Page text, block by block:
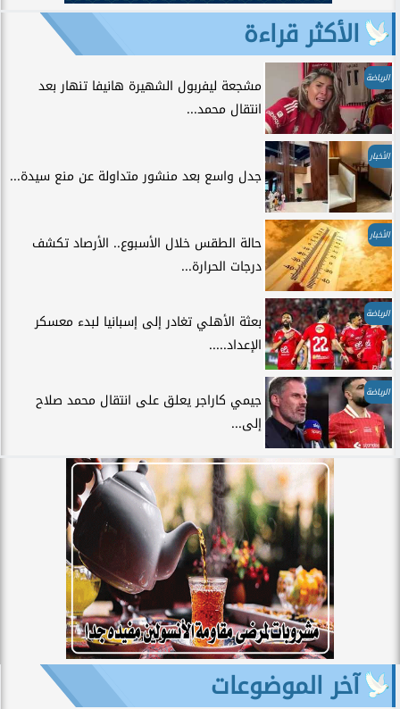
الأكثر قراءة
الرياضة
مشجعة ليفربول الشهيرة هانيفا تنهار بعد
انتقال محمد...
الأخبار
جدل واسع بعد منشور متداولة عن منع سيدة...
الأخبار
حالة الطقس خلال الأسبوع.. الأرصاد تكشف
درجات الحرارة...
الرياضة
بعثة الأهلي تغادر إلى إسبانيا لبدء معسكر
الإعداد.....
الرياضة
جيمي كاراجر يعلق على انتقال محمد صلاح
إلى...
آخر الموضوعات